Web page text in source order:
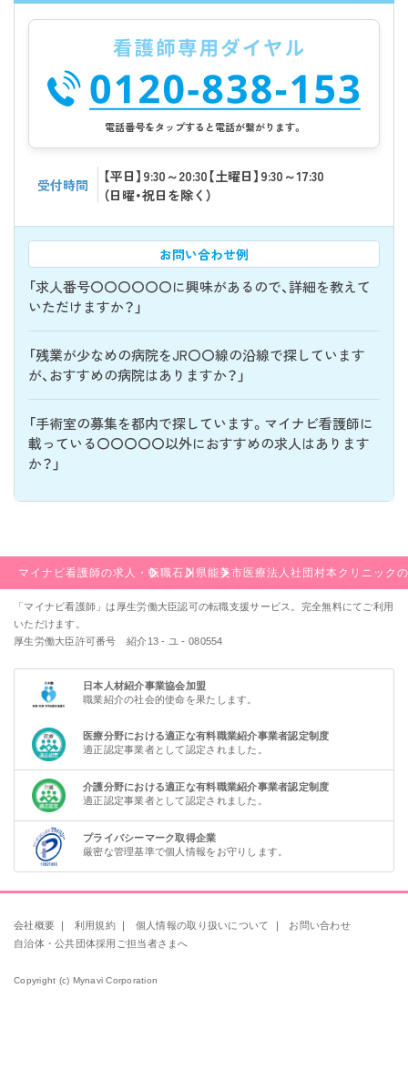
電話番号をタップすると電話が繋がります。
受付時間
【平日】9:30～20:30【土曜日】9:30～17:30
（日曜・祝日を除く）
お問い合わせ例
「求人番号〇〇〇〇〇〇に興味があるので、詳細を教えて
いただけますか？」
「残業が少なめの病院をJR〇〇線の沿線で探しています
が、おすすめの病院はありますか？」
「手術室の募集を都内で探しています。マイナビ看護師に
載っている〇〇〇〇〇以外におすすめの求人はあります
か？」
マイナビ看護師の求人・転職石川県能美市 医療法人社団村本クリニック
「マイナビ看護師」は厚生労働大臣認可の転職支援サービス。完全無料にてご利用
いただけます。
厚生労働大臣許可番号 紹介13 - ユ - 080554
日本人材紹介事業協会加盟
職業紹介の社会的使命を果たします。
医療分野における適正な有料職業紹介事業者認定制度
適正認定事業者として認定されました。
介護分野における適正な有料職業紹介事業者認定制度
適正認定事業者として認定されました。
プライバシーマーク取得企業
厳密な管理基準で個人情報をお守りします。
会社概要 ｜ 利用規約 ｜ 個人情報の取り扱いについて ｜
お問い合わせ
自治体・公共団体採用ご担当者さまへ
Copyright (c) Mynavi Corporation